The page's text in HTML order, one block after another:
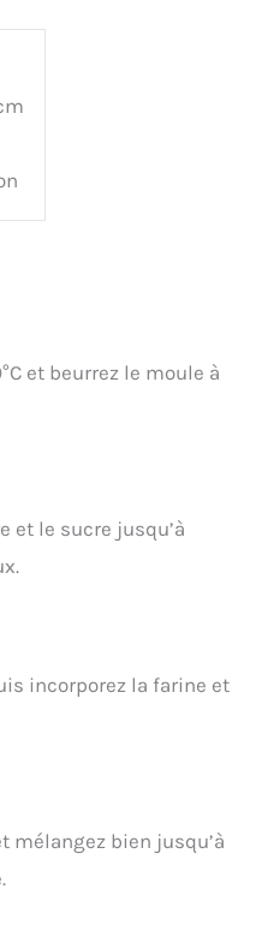
et beurrez le moule à
et le sucre jusqu’à
incorporez la farine et
mélangez bien jusqu’à